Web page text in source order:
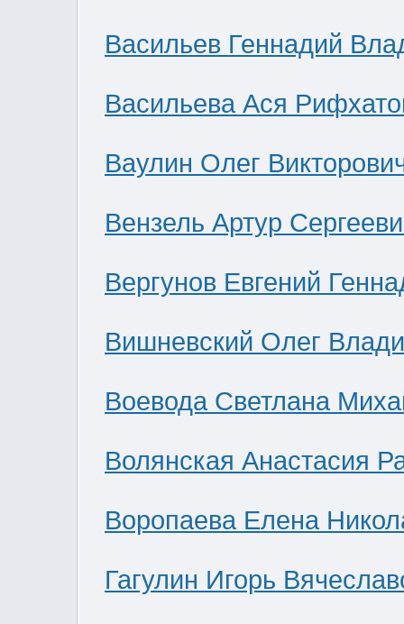
Васильев Геннадий
Васильева Ася
Ваулин Олег
Вензель Артур
Вергунов Евгений
Вишневский Олег
Воевода Светлана
Волянская Анастасия
Воропаева Елена
Гагулин Игорь